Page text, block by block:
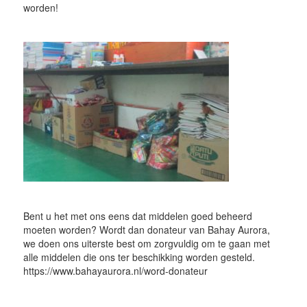
worden!
Bent u het met ons eens dat middelen goed beheerd
moeten worden? Wordt dan donateur van Bahay Aurora,
we doen ons uiterste best om zorgvuldig om te gaan met
alle middelen die ons ter beschikking worden gesteld.
https://www.bahayaurora.nl/word-donateur